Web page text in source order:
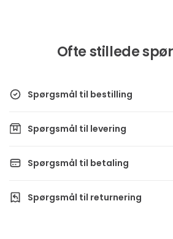
Ofte stillede
Spørgsmål til bestilling
Spørgsmål til levering
Spørgsmål til betaling
Spørgsmål til returnering